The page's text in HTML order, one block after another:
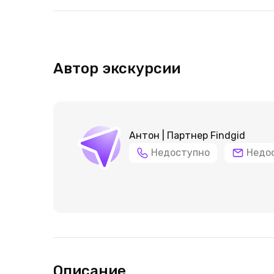
Автор экскурсии
Антон | Партнер Findgid
Недоступно